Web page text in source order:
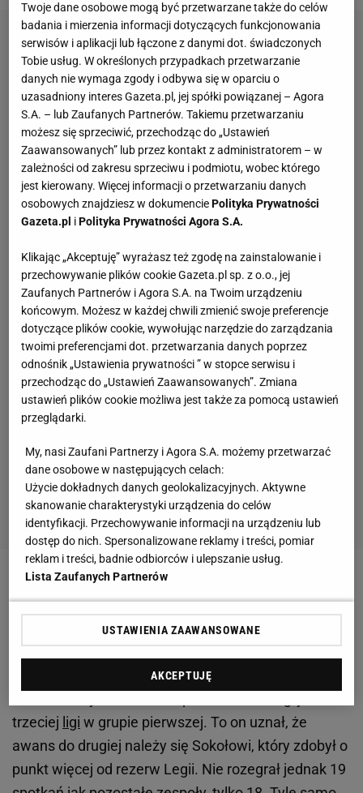
Zobacz wideoPopis Roberta Lewandowskiego!
"Pewnie byłoby po kłopocie"
trzeciej ligi w grupie pierwszej. To on uznał, że
awans do drugiej należy się Sokołowi, który zdobył o
punkt więcej od rezerw Legii. Nie rozegrał jednak 19
Twoje dane osobowe mogą być przetwarzane także do celów
badania i mierzenia informacji dotyczących funkcjonowania
serwisów i aplikacji lub łączone z danymi dot. świadczonych
Tobie usług. W określonych przypadkach przetwarzanie
danych nie wymaga zgody i odbywa się w oparciu o
uzasadniony interes Gazeta.pl, jej spółki powiązanej – Agora
S.A. – lub Zaufanych Partnerów. Takiemu przetwarzaniu
możesz się sprzeciwić, przechodząc do „Ustawień
Zaawansowanych” lub przez kontakt z administratorem – w
zależności od zakresu sprzeciwu i podmiotu, wobec którego
jest kierowany. Więcej informacji o przetwarzaniu danych
osobowych znajdziesz w dokumenciePolityka Prywatności
Gazeta.pl iPolityka Prywatności Agora S.A.
Klikając „Akceptuję” wyrażasz też zgodę na zainstalowanie i
przechowywanie plików cookie Gazeta.pl sp. z o.o., jej
Zaufanych Partnerów i Agora S.A. na Twoim urządzeniu
końcowym. Możesz w każdej chwili zmienić swoje preferencje
dotyczące plików cookie, wywołując narzędzie do zarządzania
twoimi preferencjami dot. przetwarzania danych poprzez
odnośnik „Ustawienia prywatności ” w stopce serwisu i
przechodząc do „Ustawień Zaawansowanych”. Zmiana
ustawień plików cookie możliwa jest także za pomocą ustawień
przeglądarki.
My, nasi Zaufani Partnerzy i Agora S.A. możemy przetwarzać
dane osobowe w następujących celach:
Użycie dokładnych danych geolokalizacyjnych. Aktywne
skanowanie charakterystyki urządzenia do celów
identyfikacji. Przechowywanie informacji na urządzeniu lub
dostęp do nich. Spersonalizowane reklamy i treści, pomiar
reklam i treści, badnie odbiorców i ulepszanie usług.
Lista Zaufanych Partnerów
USTAWIENIA ZAAWANSOWANE
AKCEPTUJĘ